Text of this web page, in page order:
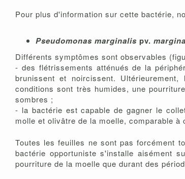
Pour plus d'information sur cette bactérie,
Pseudomonas marginalis pv.
Différents symptômes sont observables
- des flétrissements atténués de la
brunissent et noircissent.
conditions sont très humides, une
sombres ;
- la bactérie est capable de gagner le
molle et olivâtre de la moelle, comparable à
Toutes les feuilles ne sont pas forcément
bactérie opportuniste s'installe aisément
pourriture de la moelle que durant des